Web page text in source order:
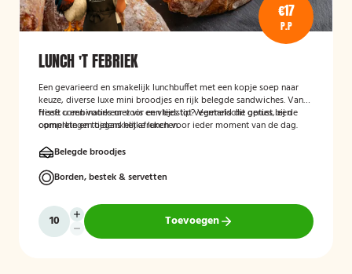
€17
P.P
LUNCH 'T FEBRIEK
Een gevarieerd en smakelijk lunchbuffet met een kopje soep naar
keuze, diverse luxe mini broodjes en rijk belegde sandwiches. Van
frisse combinaties met vis en vlees tot vegetarische opties, een
complete en toegankelijke lunch voor ieder moment van de dag.
Heeft u een voorkeur voor een tijdstip? Vermeld dit gerust bij de
opmerkingen tijdens het afrekenen.
Belegde broodjes
Borden, bestek & servetten
Toevoegen